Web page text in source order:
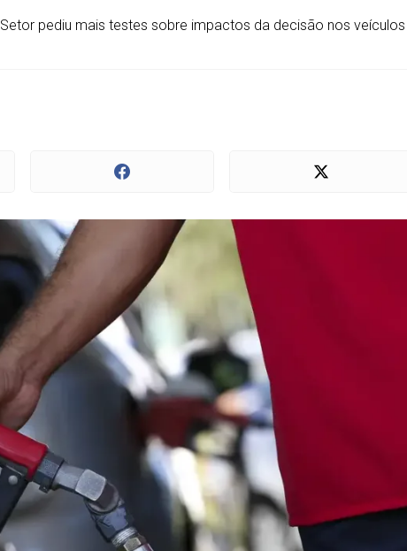
Setor pediu mais testes sobre impactos da decisão nos veículos